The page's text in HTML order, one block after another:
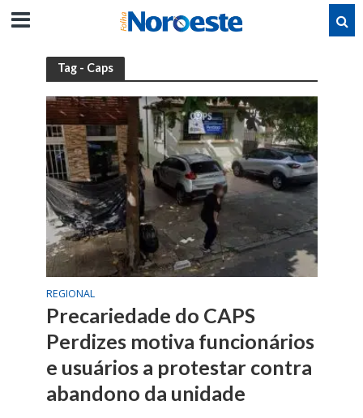
Tag - Caps
REGIONAL
Precariedade do CAPS
Perdizes motiva funcionários
e usuários a protestar contra
abandono da unidade